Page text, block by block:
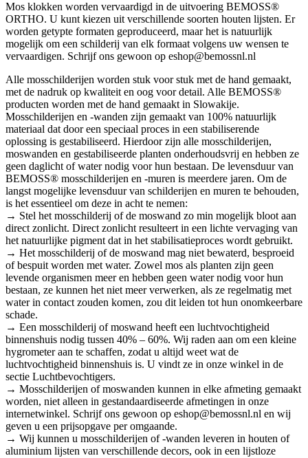
Mos klokken worden vervaardigd in de uitvoering BEMOSS®
ORTHO. U kunt kiezen uit verschillende soorten houten lijsten. Er
worden getypte formaten geproduceerd, maar het is natuurlijk
mogelijk om een schilderij van elk formaat volgens uw wensen te
vervaardigen. Schrijf ons gewoon op eshop@bemossnl.nl
Alle mosschilderijen worden stuk voor stuk met de hand gemaakt,
met de nadruk op kwaliteit en oog voor detail. Alle BEMOSS®
producten worden met de hand gemaakt in Slowakije.
Mosschilderijen en -wanden zijn gemaakt van 100% natuurlijk
materiaal dat door een speciaal proces in een stabiliserende
oplossing is gestabiliseerd. Hierdoor zijn alle mosschilderijen,
moswanden en gestabiliseerde planten onderhoudsvrij en hebben ze
geen daglicht of water nodig voor hun bestaan. De levensduur van
BEMOSS® mosschilderijen en -muren is meerdere jaren. Om de
langst mogelijke levensduur van schilderijen en muren te behouden,
is het essentieel om deze in acht te nemen:
→ Stel het mosschilderij of de moswand zo min mogelijk bloot aan
direct zonlicht. Direct zonlicht resulteert in een lichte vervaging van
het natuurlijke pigment dat in het stabilisatieproces wordt gebruikt.
→ Het mosschilderij of de moswand mag niet bewaterd, besproeid
of bespuit worden met water. Zowel mos als planten zijn geen
levende organismen meer en hebben geen water nodig voor hun
bestaan, ze kunnen het niet meer verwerken, als ze regelmatig met
water in contact zouden komen, zou dit leiden tot hun onomkeerbare
schade.
→ Een mosschilderij of moswand heeft een luchtvochtigheid
binnenshuis nodig tussen 40% – 60%. Wij raden aan om een kleine
hygrometer aan te schaffen, zodat u altijd weet wat de
luchtvochtigheid binnenshuis is. U vindt ze in onze winkel in de
sectie Luchtbevochtigers.
→ Mosschilderijen of moswanden kunnen in elke afmeting gemaakt
worden, niet alleen in gestandaardiseerde afmetingen in onze
internetwinkel. Schrijf ons gewoon op eshop@bemossnl.nl en wij
geven u een prijsopgave per omgaande.
→ Wij kunnen u mosschilderijen of -wanden leveren in houten of
aluminium lijsten van verschillende decors, ook in een lijstloze